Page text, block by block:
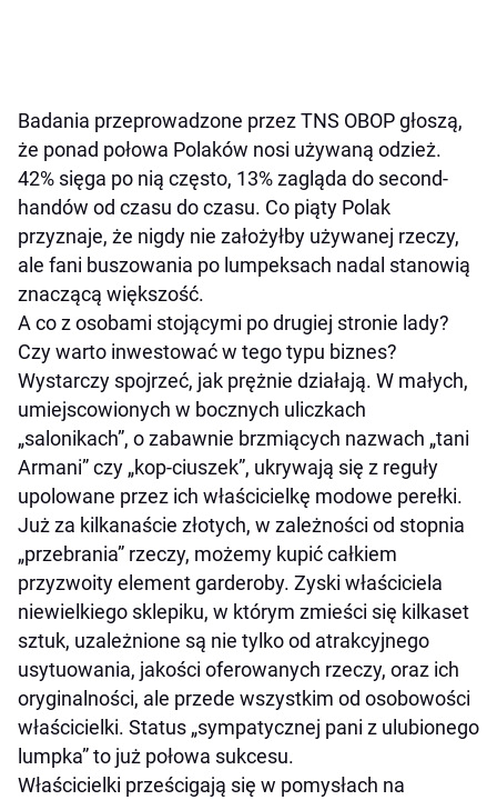
Badania przeprowadzone przez TNS OBOP głoszą,
że ponad połowa Polaków nosi używaną odzież.
42% sięga po nią często, 13% zagląda do second-
handów od czasu do czasu. Co piąty Polak
przyznaje, że nigdy nie założyłby używanej rzeczy,
ale fani buszowania po lumpeksach nadal stanowią
znaczącą większość.
A co z osobami stojącymi po drugiej stronie lady?
Czy warto inwestować w tego typu biznes?
Wystarczy spojrzeć, jak prężnie działają. W małych,
umiejscowionych w bocznych uliczkach
„salonikach”, o zabawnie brzmiących nazwach „tani
Armani” czy „kop-ciuszek”, ukrywają się z reguły
upolowane przez ich właścicielkę modowe perełki.
Już za kilkanaście złotych, w zależności od stopnia
„przebrania” rzeczy, możemy kupić całkiem
przyzwoity element garderoby. Zyski właściciela
niewielkiego sklepiku, w którym zmieści się kilkaset
sztuk, uzależnione są nie tylko od atrakcyjnego
usytuowania, jakości oferowanych rzeczy, oraz ich
oryginalności, ale przede wszystkim od osobowości
właścicielki. Status „sympatycznej pani z ulubionego
lumpka” to już połowa sukcesu.
Właścicielki prześcigają się w pomysłach na